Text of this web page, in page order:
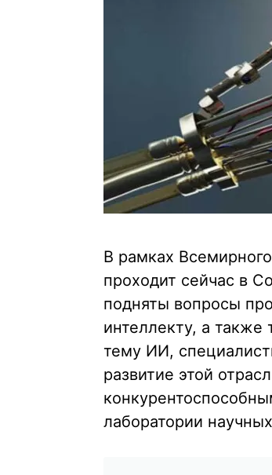
В рамках
проходит сейчас в
подняты вопросы
интеллекту, а также
тему ИИ,
развитие этой
лаборатории